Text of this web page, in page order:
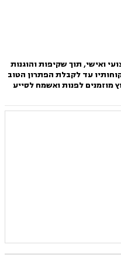
ואישי, תוך שקיפות והוגנות
עד לקבלת הפתרון הטוב
מוזמנים לפנות ואשמח לסייע